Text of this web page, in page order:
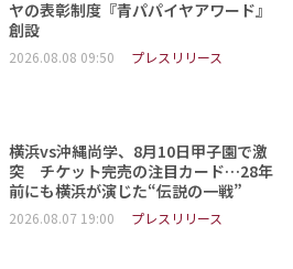
ヤの表彰制度『青パパイヤアワード』
創設
2026.08.08 09:50 プレスリリース
横浜vs沖縄尚学、8月10日甲子園で激
突 チケット完売の注目カード…28年
前にも横浜が演じた“伝説の一戦”
2026.08.07 19:00 プレスリリース